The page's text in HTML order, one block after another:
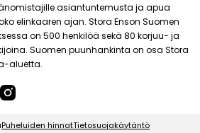
asiantuntemusta ja apua
elinkaaren ajan. Stora Enson Suomen
on 500 henkilöä sekä 80 korjuu- ja
Suomen puunhankinta on osa Stora
aluetta.
Puheluiden hinnatTietosuojakäytäntö